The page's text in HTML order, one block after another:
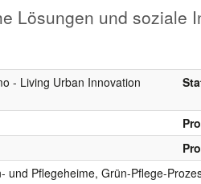
Lösungen und soziale
- Living Urban Innovation
und Pflegeheime, Grün-Pflege-